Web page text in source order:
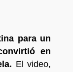
para un
en
El video,